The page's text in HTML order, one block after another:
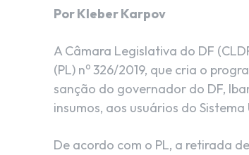
Por Kleber Karpov
A Câmara Legislativa do DF
(PL) no 326/2019, que cria o
sanção do governador do DF,
insumos, aos usuários do Sistema
De acordo com o PL, a retirada